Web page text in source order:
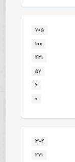
۷۰۵
۱۰۰
۴۲۱
۵۷
۶
۰
۳۰۴
۲۷۱